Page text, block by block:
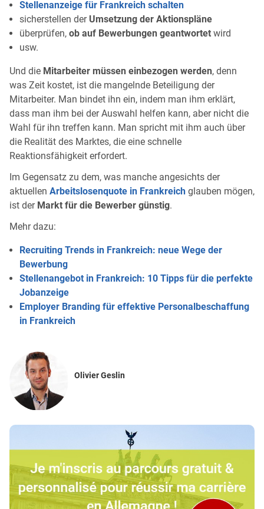
Stellenanzeige für Frankreich schalten
sicherstellen der Umsetzung der Aktionspläne
überprüfen, ob auf Bewerbungen geantwortet wird
usw.
Und die Mitarbeiter müssen einbezogen werden, denn
was Zeit kostet, ist die mangelnde Beteiligung der
Mitarbeiter. Man bindet ihn ein, indem man ihm erklärt,
dass man ihm bei der Auswahl helfen kann, aber nicht die
Wahl für ihn treffen kann. Man spricht mit ihm auch über
die Realität des Marktes, die eine schnelle
Reaktionsfähigkeit erfordert.
Im Gegensatz zu dem, was manche angesichts der
aktuellen Arbeitslosenquote in Frankreich glauben mögen,
ist der Markt für die Bewerber günstig.
Mehr dazu:
Recruiting Trends in Frankreich: neue Wege der
Bewerbung
Stellenangebot in Frankreich: 10 Tipps für die perfekte
Jobanzeige
Employer Branding für effektive Personalbeschaffung
in Frankreich
Olivier Geslin